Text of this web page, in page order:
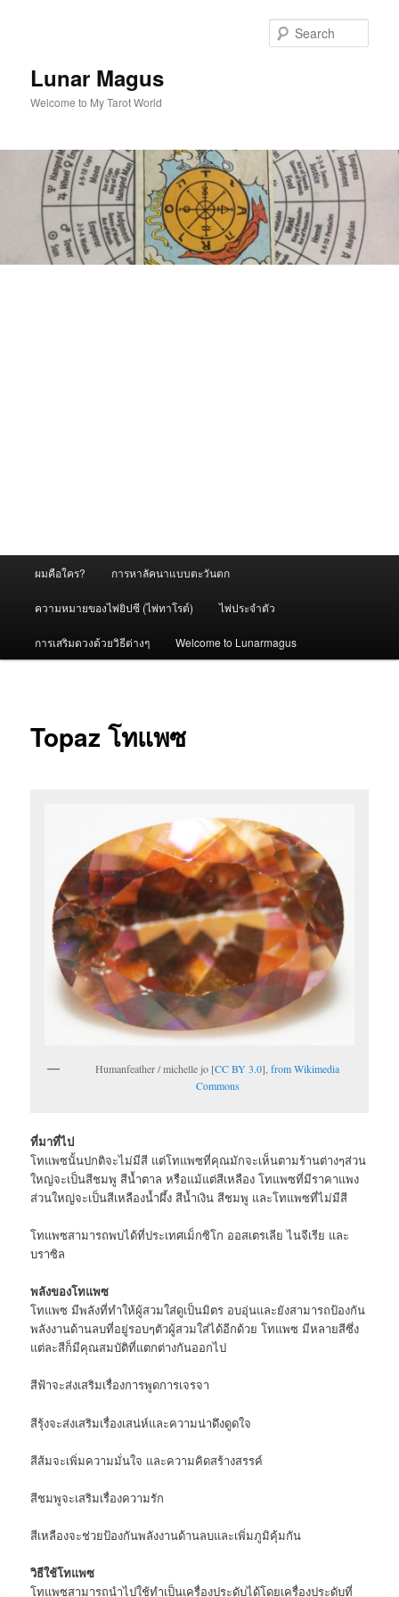
Lunar Magus
Welcome to My Tarot World
ผมคือใคร? การหาลัคนาแบบตะวันตก
ความหมายของไพ่ยิปซี (ไพ่ทาโรต์) ไพ่ประจำตัว
การเสริมดวงด้วยวิธีต่างๆ Welcome to Lunarmagus
Topaz โทแพซ
Humanfeather / michelle jo [CC BY 3.0], from Wikimedia
Commons
ที่มาที่ไป
โทแพซนั้นปกติจะไม่มีสี แต่โทแพซที่คุณมักจะเห็นตามร้านต่างๆส่วน
ใหญ่จะเป็นสีชมพู สีน้ำตาล หรือแม้แต่สีเหลือง โทแพซที่มีราคาแพง
ส่วนใหญ่จะเป็นสีเหลืองน้ำผึ้ง สีน้ำเงิน สีชมพู และโทแพซที่ไม่มีสี
โทแพซสามารถพบได้ที่ประเทศเม็กซิโก ออสเตรเลีย ไนจีเรีย และ
บราซิล
พลังของโทแพซ
โทแพซ มีพลังที่ทำให้ผู้สวมใส่ดูเป็นมิตร อบอุ่นและยังสามารถป้องกัน
พลังงานด้านลบที่อยู่รอบๆตัวผู้สวมใส่ได้อีกด้วย โทแพซ มีหลายสีซึ่ง
แต่ละสีก็มีคุณสมบัติที่แตกต่างกันออกไป
สีฟ้าจะส่งเสริมเรื่องการพูดการเจรจา
สีรุ้งจะส่งเสริมเรื่องเสน่ห์และความน่าดึงดูดใจ
สีส้มจะเพิ่มความมั่นใจ และความคิดสร้างสรรค์
สีชมพูจะเสริมเรื่องความรัก
สีเหลืองจะช่วยป้องกันพลังงานด้านลบและเพิ่มภูมิคุ้มกัน
วิธีใช้โทแพซ
โทแพซสามารถนำไปใช้ทำเป็นเครื่องประดับได้โดยเครื่องประดับที่